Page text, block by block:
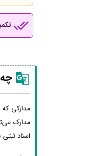
مدارکی که
مدارک
اسناد